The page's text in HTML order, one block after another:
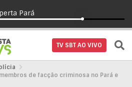
Pará
TV SBT AO VIVO
de facção criminosa no Pará e